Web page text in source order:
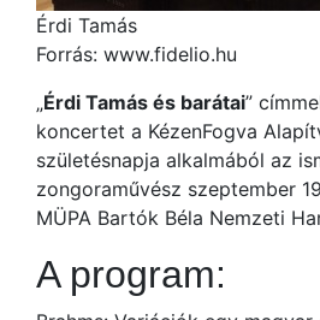
Érdi Tamás
Forrás: www.fidelio.hu
„Érdi Tamás és barátai”
koncertet a KézenFogva
születésnapja alkalmából az
zongoraművész szeptember
MÜPA Bartók Béla Nemzeti
A program: